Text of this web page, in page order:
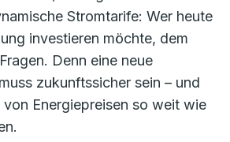
Stromtarife: Wer heute
investieren möchte, dem
Denn eine neue
zukunftssicher sein – und
Energiepreisen so weit wie